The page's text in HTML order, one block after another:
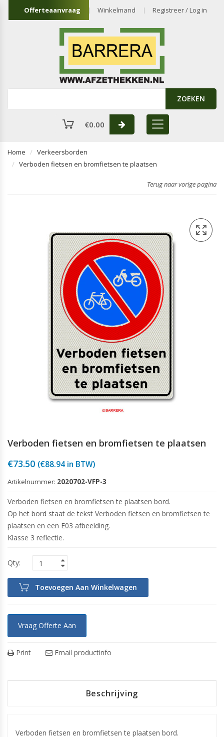
Offerteaanvraag Winkelmand Registreer / Log in
ZOEKEN
€0.00
Home
Verkeersborden
Verboden fietsen en bromfietsen te plaatsen
Terug naar vorige pagina
Verboden fietsen en bromfietsen te plaatsen
€73.50 (€88.94 in BTW)
Artikelnummer: 2020702-VFP-3
Verboden fietsen en bromfietsen te plaatsen bord.
Op het bord staat de tekst Verboden fietsen en bromfietsen te
plaatsen en een E03 afbeelding.
Klasse 3 reflectie.
Toevoegen Aan Winkelwagen
Vraag Offerte Aan
Print Email productinfo
Beschrijving
Verboden fietsen en bromfietsen te plaatsen bord.